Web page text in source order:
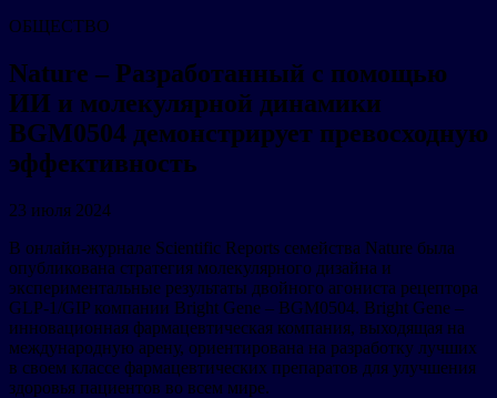
ОБЩЕСТВО
Nature – Разработанный с помощью
ИИ и молекулярной динамики
BGM0504 демонстрирует превосходную
эффективность
23 июля 2024
В онлайн-журнале Scientific Reports семейства Nature была
опубликована стратегия молекулярного дизайна и
экспериментальные результаты двойного агониста рецептора
GLP-1/GIP компании Bright Gene – BGM0504. Bright Gene –
инновационная фармацевтическая компания, выходящая на
международную арену, ориентирована на разработку лучших
в своем классе фармацевтических препаратов для улучшения
здоровья пациентов во всем мире.